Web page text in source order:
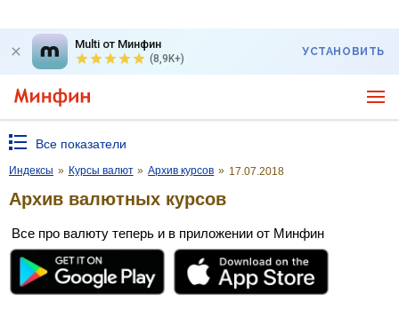
Multi от Минфин
(8,9K+)
УСТАНОВИТЬ
Все показатели
Индексы » Курсы валют » Архив курсов » 17.07.2018
Архив валютных курсов
Все про валюту теперь и в приложении от Минфин